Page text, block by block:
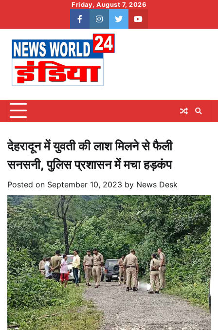
content
Friday, August 7, 2026
facebookinstagram
twitteryoutube
देहरादून में युवती की लाश मिलने से फैली
सनसनी, पुलिस प्रशासन में मचा हड़कंप
Posted on September 10, 2023 by News Desk